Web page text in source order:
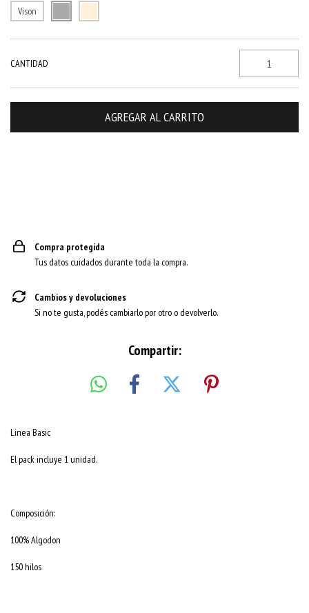
Vison
CANTIDAD
Compra protegida
Tus datos cuidados durante toda la compra.
Cambios y devoluciones
Si no te gusta, podés cambiarlo por otro o devolverlo.
Compartir:
Linea Basic
El pack incluye 1 unidad.
Composición:
100% Algodon
150 hilos